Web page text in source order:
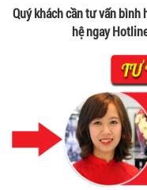
Quý khách cần tư vấn
hệ ngay